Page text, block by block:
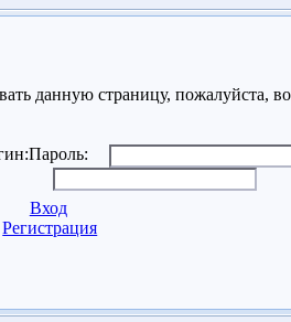
данную страницу, пожалуйста,
Пароль:
Вход
Регистрация